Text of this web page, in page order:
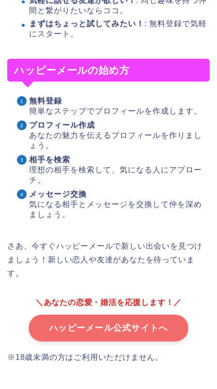
間と繋がりたいならココ。
まずはちょっと試してみたい！ : 無料登録で気軽
にスタート。
ハッピーメールの始め方
無料登録
簡単なステップでプロフィールを作成します。
プロフィール作成
あなたの魅力を伝えるプロフィールを作りまし
ょう。
相手を検索
理想の相手を検索して、気になる人にアプロー
チ。
メッセージ交換
気になる相手とメッセージを交換して仲を深め
ましょう。
さあ、今すぐハッピーメールで新しい出会いを見つけ
ましょう！新しい恋人や友達があなたを待っていま
す。
＼あなたの恋愛・婚活を応援します！／
ハッピーメール公式サイトへ
※18歳未満の方はご利用いただけません。